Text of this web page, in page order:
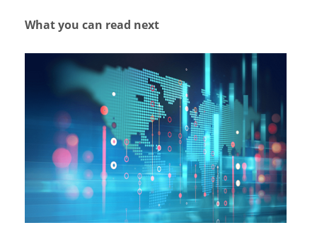
What you can read next